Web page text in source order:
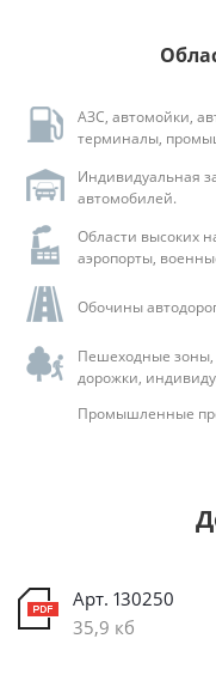
АЗС, автомойки,
терминалы,
Индивидуальная
автомобилей.
Области высоких
аэропорты,
Обочины
Пешеходные зоны,
дорожки,
Промышленные
Арт. 130250
35,9 кб